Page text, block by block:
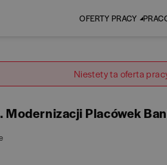
OFERTY PRACY
Niestety ta oferta
Placówek